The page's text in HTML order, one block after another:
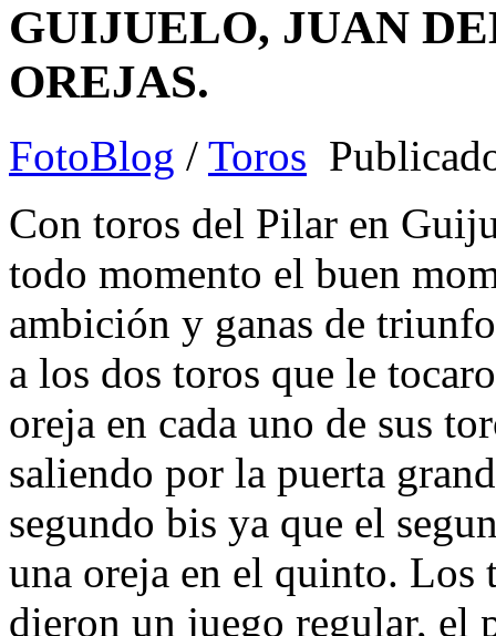
GUIJUELO, JUAN
OREJAS.
FotoBlog / Toros
Con toros del Pilar en
todo momento el buen
ambición y ganas de
a los dos toros que le
oreja en cada uno de sus
saliendo por la puerta
segundo bis ya que el
una oreja en el quinto.
dieron un juego regular, el